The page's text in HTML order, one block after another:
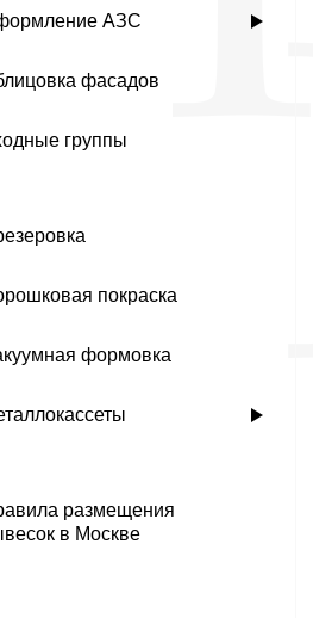
АЗС
фасадов
группы
покраска
формовка
размещения
в Москве